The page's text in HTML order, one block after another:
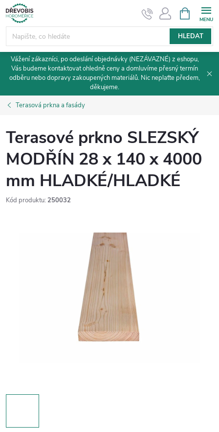
Přejít
na
obsah
HLEDAT
NÁKUPNÍ
KOŠÍK
Vážení zákazníci, po odeslání objednávky (NEZÁVAZNÉ) z eshopu,
Vás budeme kontaktovat ohledně ceny a domluvíme přesný termín
odběru nebo dopravy zakoupených materiálů. Nic neplaťte předem,
děkujeme.
Terasová prkna a fasády
Terasové prkno SLEZSKÝ
MODŘÍN 28 x 140 x 4000
mm HLADKÉ/HLADKÉ
Kód produktu: 250032